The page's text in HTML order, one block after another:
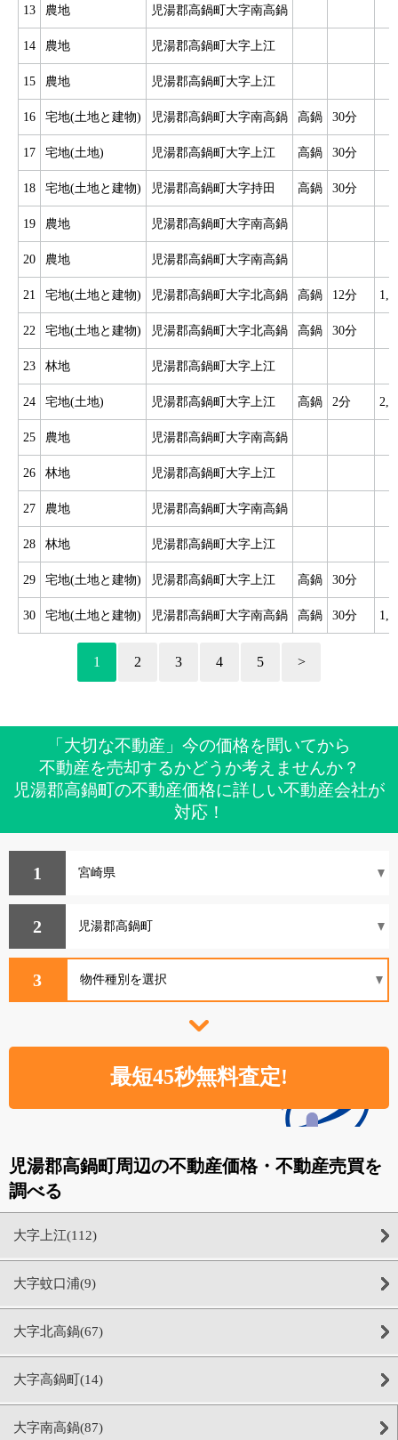
13 農地 児湯郡高鍋町大字南高鍋
14 農地 児湯郡高鍋町大字上江
15 農地 児湯郡高鍋町大字上江
16 宅地(土地と建物) 児湯郡高鍋町大字南高鍋 高鍋 30分
17 宅地(土地) 児湯郡高鍋町大字上江 高鍋 30分
18 宅地(土地と建物) 児湯郡高鍋町大字持田 高鍋 30分
19 農地 児湯郡高鍋町大字南高鍋
20 農地 児湯郡高鍋町大字南高鍋
21 宅地(土地と建物) 児湯郡高鍋町大字北高鍋 高鍋 12分
22 宅地(土地と建物) 児湯郡高鍋町大字北高鍋 高鍋 30分
23 林地 児湯郡高鍋町大字上江
24 宅地(土地) 児湯郡高鍋町大字上江 高鍋 2分
25 農地 児湯郡高鍋町大字南高鍋
26 林地 児湯郡高鍋町大字上江
27 農地 児湯郡高鍋町大字南高鍋
28 林地 児湯郡高鍋町大字上江
29 宅地(土地と建物) 児湯郡高鍋町大字上江 高鍋 30分
30 宅地(土地と建物) 児湯郡高鍋町大字南高鍋 高鍋 30分
1 2 3 4 5 >
「大切な不動産」今の価格を聞いてから
不動産を売却するかどうか考えませんか？
児湯郡高鍋町の不動産価格に詳しい不動産会社が
対応！
1
2
3
児湯郡高鍋町周辺の不動産価格・不動産売買を
調べる
大字上江(112)
大字蚊口浦(9)
大字北高鍋(67)
大字高鍋町(14)
大字南高鍋(87)